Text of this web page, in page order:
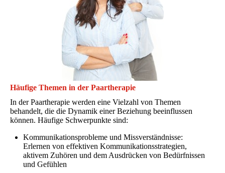
Häufige Themen in der Paartherapie
In der Paartherapie werden eine Vielzahl von Themen
behandelt, die die Dynamik einer Beziehung beeinflussen
können. Häufige Schwerpunkte sind:
Kommunikationsprobleme und Missverständnisse:
Erlernen von effektiven Kommunikationsstrategien,
aktivem Zuhören und dem Ausdrücken von Bedürfnissen
und Gefühlen